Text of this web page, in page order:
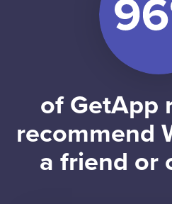
of GetApp
recommend
a friend or